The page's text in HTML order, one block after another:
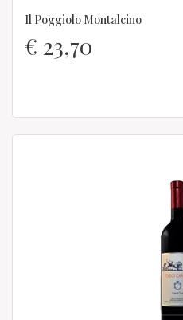
Il Poggiolo Montalcino
€ 23,70